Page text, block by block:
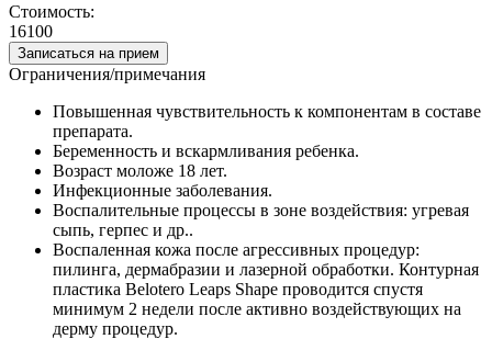
Стоимость:
16100
Записаться на прием
Ограничения/примечания
Повышенная чувствительность к компонентам в составе
препарата.
Беременность и вскармливания ребенка.
Возраст моложе 18 лет.
Инфекционные заболевания.
Воспалительные процессы в зоне воздействия: угревая
сыпь, герпес и др..
Воспаленная кожа после агрессивных процедур:
пилинга, дермабразии и лазерной обработки. Контурная
пластика Belotero Leaps Shape проводится спустя
минимум 2 недели после активно воздействующих на
дерму процедур.